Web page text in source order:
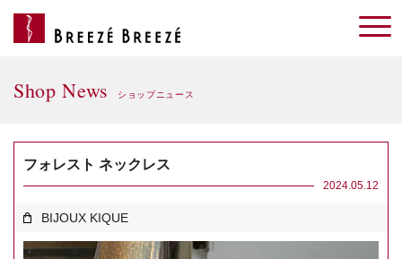
Shop News ショップニュース
フォレスト ネックレス
2024.05.12
BIJOUX KIQUE